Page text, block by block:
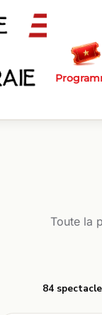
Toute la
84